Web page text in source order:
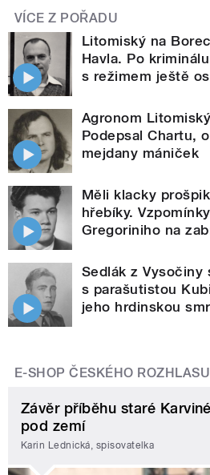
VÍCE Z POŘADU
Litomiský na
Havla. Po
s režimem ještě
Agronom
Podepsal Chartu,
mejdany mániček
Měli klacky
hřebíky.
Gregoriniho na
Sedlák z Vysočiny
s parašutistou
jeho hrdinskou
E-SHOP ČESKÉHO ROZHLASU
Závěr příběhu staré
pod zemí
Karin Lednická, spisovatelka